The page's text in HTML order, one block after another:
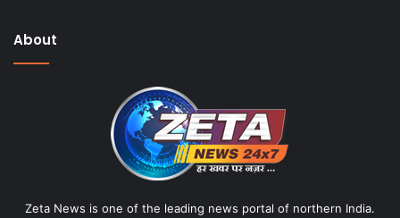
About
Zeta News is one of the leading news portal of northern India.